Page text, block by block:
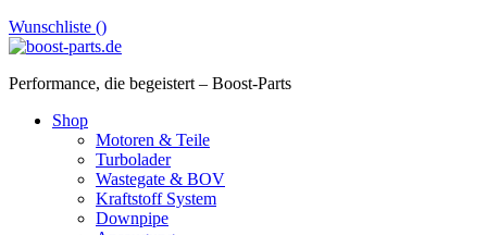
Wunschliste ()
Performance, die begeistert – Boost-Parts
Shop
Motoren & Teile
Turbolader
Wastegate & BOV
Kraftstoff System
Downpipe